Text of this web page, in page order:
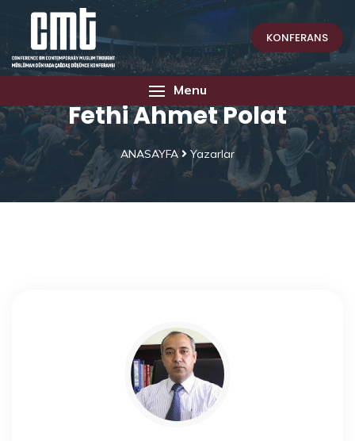
KONFERANS
Menu
Fethi Ahmet Polat
ANASAYFA Yazarlar